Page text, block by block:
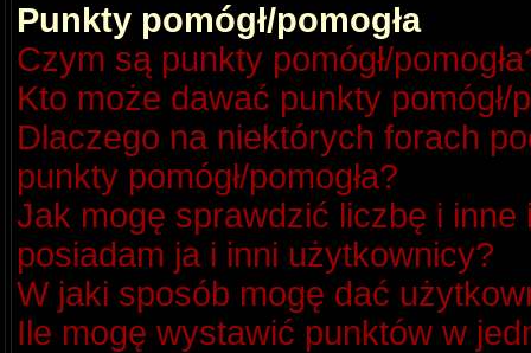
Punkty pomógł/pomogła
Czym są punkty pomógł/
Kto może dawać punkty pomógł/
Dlaczego na niektórych forach
punkty pomógł/pomogła?
Jak mogę sprawdzić liczbę i
posiadam ja i inni użytkownicy?
W jaki sposób mogę dać
Ile mogę wystawić punktów w